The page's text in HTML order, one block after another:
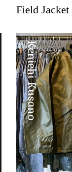
Field Jacket
Kenichi Kusano